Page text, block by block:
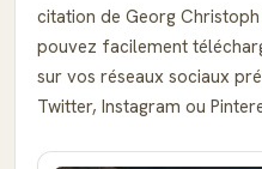
citation de Georg
pouvez facilement
sur vos réseaux sociaux
Twitter, Instagram ou